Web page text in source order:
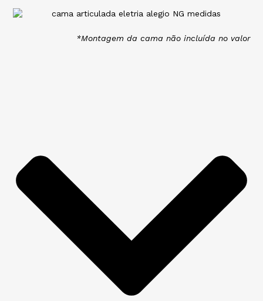
*Montagem da cama não incluída no valor